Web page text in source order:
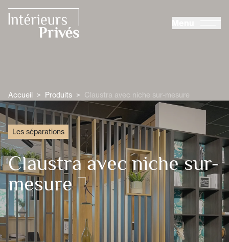
Accueil > Produits > Claustra avec niche sur-mesure
Les séparations
Claustra avec niche sur-
mesure